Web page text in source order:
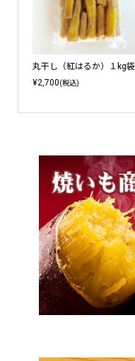
丸干し（紅はるか）１kg袋
¥2,700(税込)